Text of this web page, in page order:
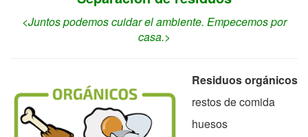
<Juntos podemos cuidar el ambiente. Empecemos por
casa.>
Residuos orgánicos
restos de comida
huesos